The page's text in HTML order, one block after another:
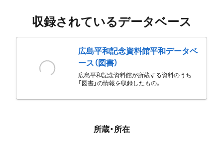
収録されているデータベース
広島平和記念資料館平和データベ
ース（図書）
広島平和記念資料館が所蔵する資料のうち
「図書」の情報を収録したもの。
所蔵・所在